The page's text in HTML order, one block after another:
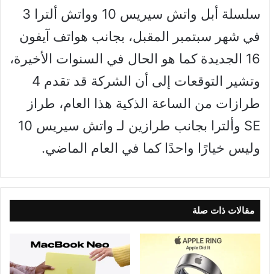
سلسلة أبل واتش سيريس 10 وواتش ألترا 3
في شهر سبتمبر المقبل، بجانب هواتف آيفون
16 الجديدة كما هو الحال في السنوات الأخيرة،
وتشير التوقعات إلى أن الشركة قد تقدم 4
طرازات من الساعة الذكية هذا العام، طراز
SE وألترا بجانب طرازين لـ واتش سيريس 10
وليس خيارًا واحدًا كما في العام الماضي.
مقالات ذات صلة